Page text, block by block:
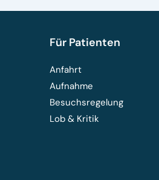
Für Patienten
Anfahrt
Aufnahme
Besuchsregelung
Lob & Kritik